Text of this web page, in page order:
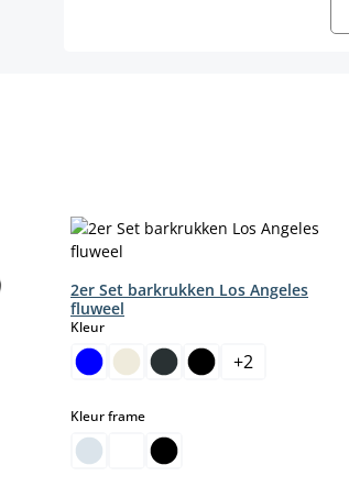
2er Set barkrukken Los Angeles
fluweel
Kleurselect
+2
Kleur frameselect